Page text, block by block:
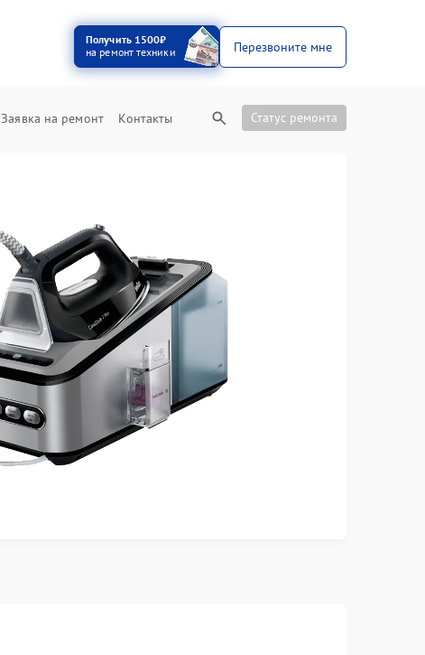
Получить 1500₽
на ремонт техники
Перезвоните мне
Заявка на ремонт Контакты Статус ремонта